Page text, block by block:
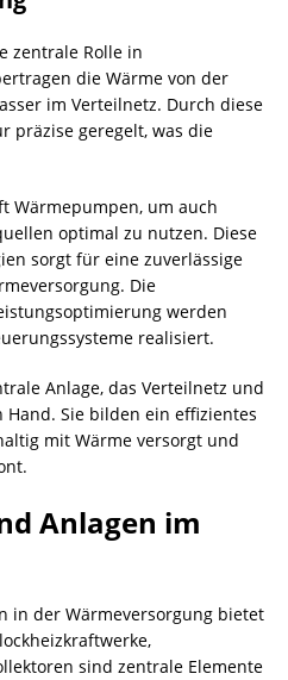
zentrale Rolle in
die Wärme von der
im Verteilnetz. Durch diese
präzise geregelt, was die
Wärmepumpen, um auch
optimal zu nutzen. Diese
sorgt für eine zuverlässige
Die
werden
realisiert.
Anlage, das Verteilnetz und
Sie bilden ein effizientes
mit Wärme versorgt und
Anlagen im
in der Wärmeversorgung bietet
,
sind zentrale Elemente